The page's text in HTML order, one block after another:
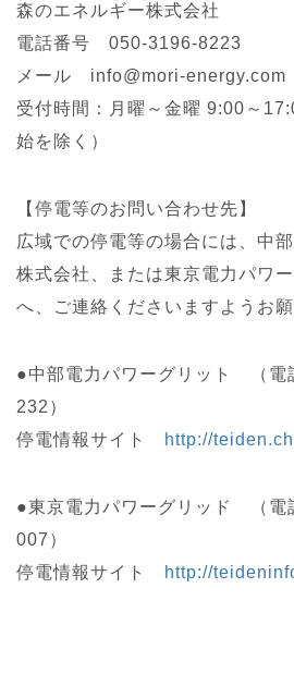
森のエネルギー株式会社
電話番号 050-3196-8223
メール info@mori-energy.com
受付時間：月曜～金曜 9:00～
始を除く）
【停電等のお問い合わせ先】
広域での停電等の場合には、中
株式会社、または東京電力パワ
へ、ご連絡くださいますようお
●中部電力パワーグリット （電
232）
停電情報サイト
http://
●東京電力パワーグリッド （電
007）
停電情報サイト
http://